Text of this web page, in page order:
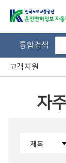
통합검색
고객지원
자